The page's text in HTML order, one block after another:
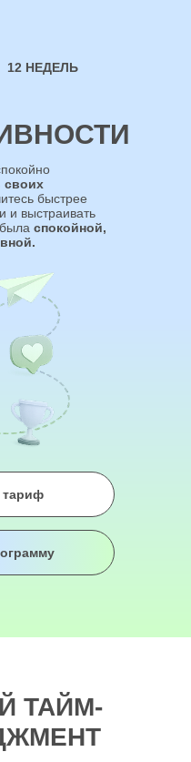
своих
быстрее
и выстраивать
спокойной,
12 НЕДЕЛЬ
ТАЙМ-